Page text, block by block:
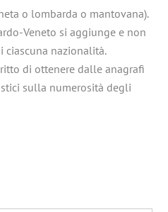
o lombarda o mantovana).
Veneto si aggiunge e non
ciascuna nazionalità.
di ottenere dalle anagrafi
sulla numerosità degli